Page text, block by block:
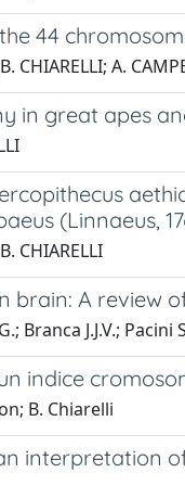
44
CHIARELLI; A.
in great apes
(Linnaeus,
CHIARELLI
brain: A review
Branca J.J.V.;
indice
B. Chiarelli
interpretation